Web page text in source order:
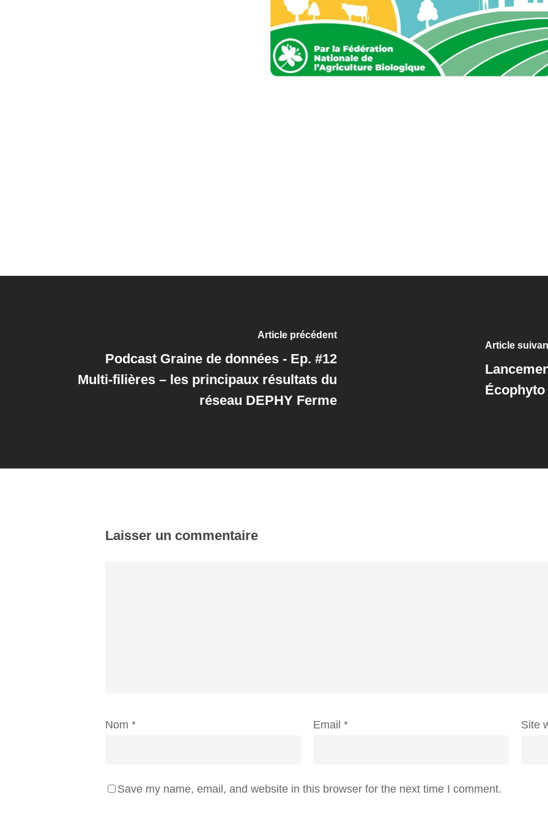
Article précédent
Podcast Graine de données - Ep. #12
Multi-filières – les principaux résultats du
réseau DEPHY Ferme
Article
Écophyto
Laisser un commentaire
Nom * Email * Site
Save my name, email, and website in this browser for the next time I comment.